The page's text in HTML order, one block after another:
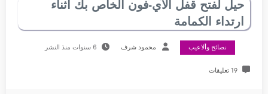
حيل لفتح قفل الآي-فون الخاص بك أثناء
ارتداء الكمامة
نصائح وألاعيب محمود شرف 6 سنوات منذ النشر
19 تعليقات